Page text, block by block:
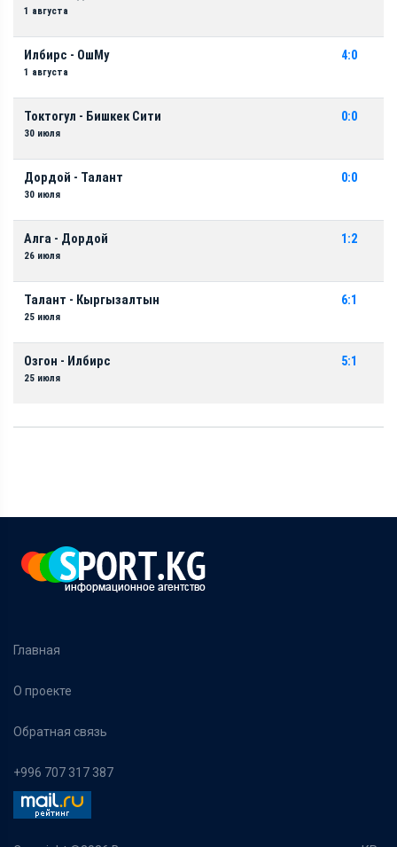
1 августа
Илбирс - ОшМу
1 августа
4:0
Токтогул - Бишкек Сити
30 июля
0:0
Дордой - Талант
30 июля
0:0
Алга - Дордой
26 июля
1:2
Талант - Кыргызалтын
25 июля
6:1
Озгон - Илбирс
25 июля
5:1
Главная
О проекте
Обратная связь
+996 707 317 387